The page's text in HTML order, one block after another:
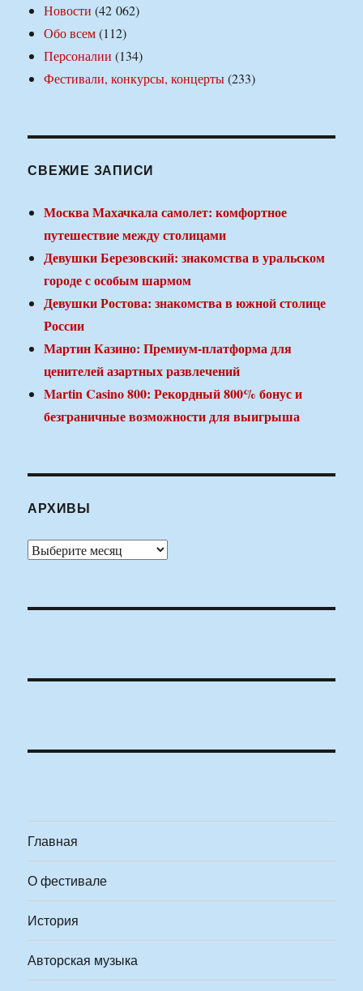
Новости (42 062)
Обо всем(112)
Персоналии (134)
Фестивали, конкурсы, концерты(233)
СВЕЖИЕ ЗАПИСИ
Москва Махачкала самолет: комфортное
путешествие между столицами
Девушки Березовский: знакомства в уральском
городе с особым шармом
Девушки Ростова: знакомства в южной столице
России
Мартин Казино: Премиум-платформа для
ценителей азартных развлечений
Martin Casino 800: Рекордный 800% бонус и
безграничные возможности для выигрыша
АРХИВЫ
Архивы
Главная
О фестивале
История
Авторская музыка